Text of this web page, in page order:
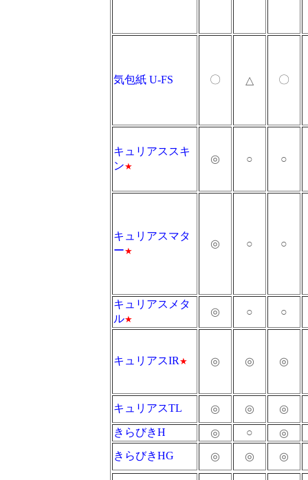
気包紙 U-FS 〇 △ 〇
キュリアススキ
ン★
◎ ○ ○
キュリアスマタ
ー★
◎ ○ ○
キュリアスメタ
ル★
◎ ○ ○
キュリアスIR ★ ◎ ◎ ◎
キュリアスTL ◎ ◎
◎
きらびきH
◎ ○
◎
きらびきHG
◎ ◎ ◎